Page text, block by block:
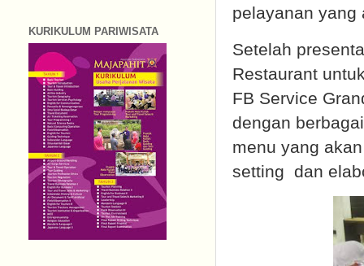
pelayanan
Setelah
Restaurant
FB Service
dengan
menu yang
setting dan
KURIKULUM PARIWISATA